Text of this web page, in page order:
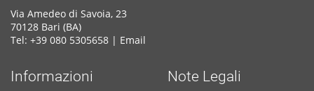
Via Amedeo di Savoia, 23
70128 Bari (BA)
Tel: +39 080 5305658 | Email
Informazioni Note Legali